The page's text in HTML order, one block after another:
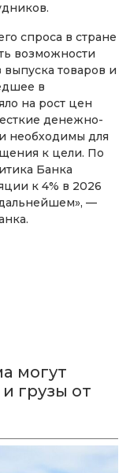
спроса в стране
возможности
товаров и
в
на рост цен
денежно-
необходимы для
к цели. По
Банка
к 4% в 2026
—
могут
грузы от